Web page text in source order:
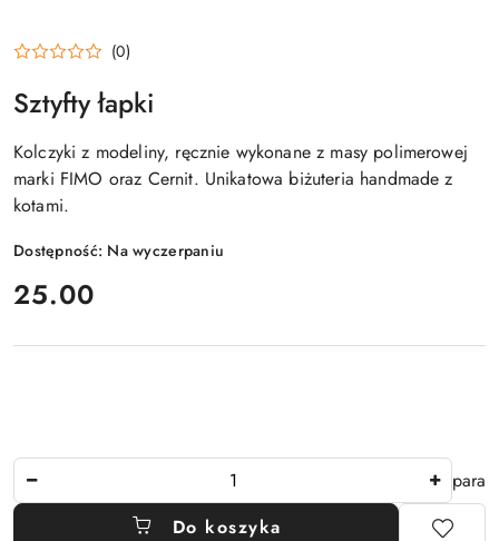
(0)
Sztyfty łapki
Kolczyki z modeliny, ręcznie wykonane z masy polimerowej
marki FIMO oraz Cernit. Unikatowa biżuteria handmade z
kotami.
Dostępność: Na wyczerpaniu
cena:
25.00
para
Do koszyka